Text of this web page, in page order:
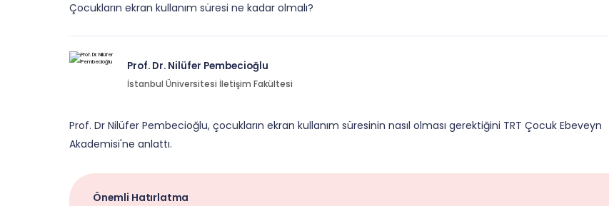
Çocukların ekran kullanım süresi ne kadar olmalı?
Prof. Dr. Nilüfer Pembecioğlu
İstanbul Üniversitesi İletişim Fakültesi
Prof. Dr Nilüfer Pembecioğlu, çocukların ekran kullanım süresinin nasıl olması gerektiğini TRT Çocuk Ebeveyn
Akademisi'ne anlattı.
Önemli Hatırlatma